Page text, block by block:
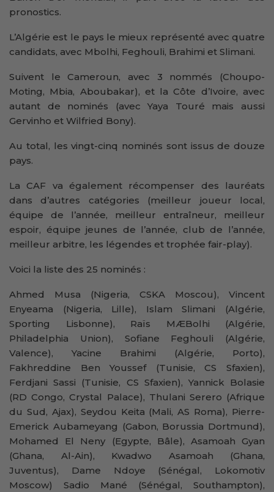
pronostics.
L’Algérie est le pays le mieux représenté avec quatre
candidats, avec Mbolhi, Feghouli, Brahimi et Slimani.
Suivent le Cameroun, avec 3 nommés (Choupo-
Moting, Mbia, Aboubakar), et la Côte d’Ivoire, avec
autant de nominés (avec Yaya Touré mais aussi
Gervinho et Wilfried Bony).
Au total, les vingt-cinq nominés sont issus de douze
pays.
La CAF va également récompenser des lauréats
dans d’autres catégories (meilleur joueur local,
équipe de l’année, meilleur entraîneur, meilleur
espoir, équipe jeunes de l’année, club de l’année,
meilleur arbitre, les légendes et trophée fair-play).
Voici la liste des 25 nominés :
Ahmed Musa (Nigeria, CSKA Moscou), Vincent
Enyeama (Nigeria, Lille), Islam Slimani (Algérie,
Sporting Lisbonne), Raïs MÆBolhi (Algérie,
Philadelphia Union), Sofiane Feghouli (Algérie,
Valence), Yacine Brahimi (Algérie, Porto),
Fakhreddine Ben Youssef (Tunisie, CS Sfaxien),
Ferdjani Sassi (Tunisie, CS Sfaxien), Yannick Bolasie
(RD Congo, Crystal Palace), Thulani Serero (Afrique
du Sud, Ajax), Seydou Keita (Mali, AS Roma), Pierre-
Emerick Aubameyang (Gabon, Borussia Dortmund),
Mohamed El Neny (Egypte, Bâle), Asamoah Gyan
(Ghana, Al-Ain), Kwadwo Asamoah (Ghana,
Juventus), Dame Ndoye (Sénégal, Lokomotiv
Moscow) Sadio Mané (Sénégal, Southampton),